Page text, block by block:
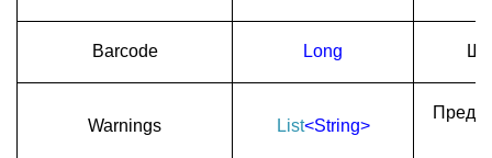
Barcode Long
Warnings List<String>